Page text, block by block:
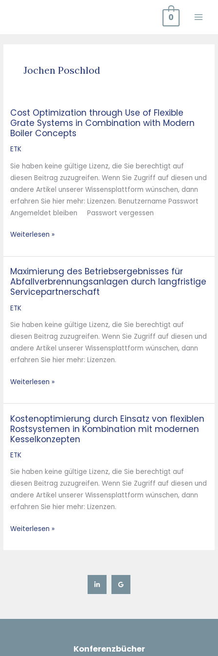
0
Jochen Poschlod
Cost Optimization through Use of Flexible
Grate Systems in Combination with Modern
Boiler Concepts
ETK
Sie haben keine gültige Lizenz, die Sie berechtigt auf
diesen Beitrag zuzugreifen. Wenn Sie Zugriff auf diesen und
andere Artikel unserer Wissensplattform wünschen, dann
erfahren Sie hier mehr: Lizenzen. Benutzername Passwort
Angemeldet bleiben Passwort vergessen
Cost
Optimization
through
Use
Flexible
Grate
Systems
in
Combination
with
Weiterlesen »
Maximierung des Betriebsergebnisses für
Abfallverbrennungsanlagen durch langfristige
Servicepartnerschaft
ETK
Sie haben keine gültige Lizenz, die Sie berechtigt auf
diesen Beitrag zuzugreifen. Wenn Sie Zugriff auf diesen und
andere Artikel unserer Wissensplattform wünschen, dann
erfahren Sie hier mehr: Lizenzen.
Maximierung
des
Betriebsergebnisses
für
Servicepartnerschaft
Weiterlesen »
Kostenoptimierung durch Einsatz von flexiblen
Rostsystemen in Kombination mit modernen
Kesselkonzepten
ETK
Sie haben keine gültige Lizenz, die Sie berechtigt auf
diesen Beitrag zuzugreifen. Wenn Sie Zugriff auf diesen und
andere Artikel unserer Wissensplattform wünschen, dann
erfahren Sie hier mehr: Lizenzen.
Kostenoptimierung
durch
Einsatz
von
modernen
Weiterlesen »
Konferenzbücher